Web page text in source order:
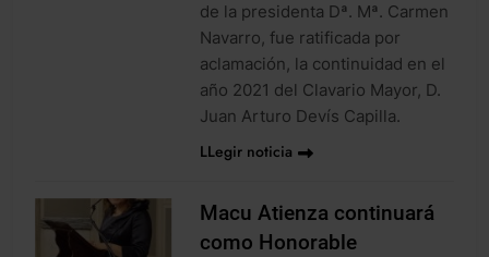
de la presidenta Dª. Mª. Carmen
Navarro, fue ratificada por
aclamación, la continuidad en el
año 2021 del Clavario Mayor, D.
Juan Arturo Devís Capilla.
LLegir noticia
Macu Atienza continuará
como Honorable